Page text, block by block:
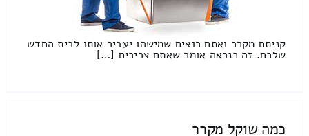
קניתם מקרר ואתם רוצים שמישהו יעביר אותו לבית החדש
שלכם. זה כנראה אומר שאתם צריכים […]
כמה שוקל מקרר